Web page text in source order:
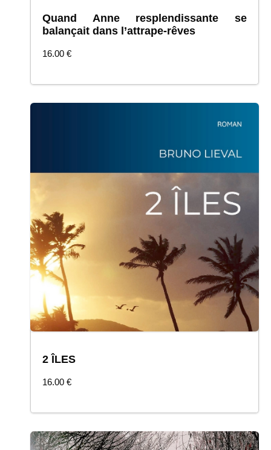
COMMANDER
Quand Anne resplendissante se
balançait dans l’attrape-rêves
16.00 €
2 ÎLES
16.00 €